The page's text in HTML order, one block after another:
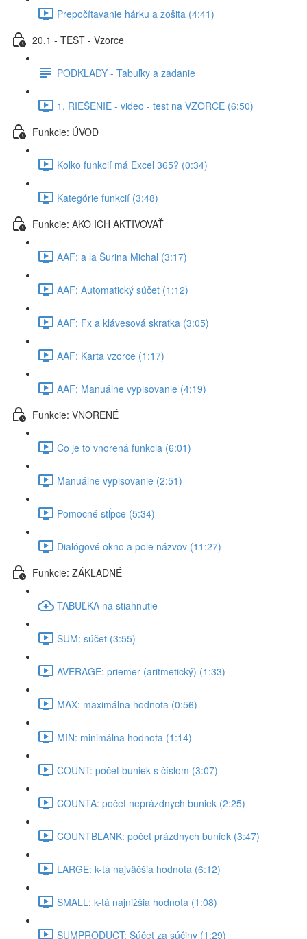
Prepočítavanie hárku a zošita (4:41)
20.1 - TEST - Vzorce
PODKLADY - Tabuľky a zadanie
1. RIEŠENIE - video - test na VZORCE (6:50)
Funkcie: ÚVOD
Koľko funkcií má Excel 365? (0:34)
Kategórie funkcií (3:48)
Funkcie: AKO ICH AKTIVOVAŤ
AAF: a la Šurina Michal (3:17)
AAF: Automatický súčet (1:12)
AAF: Fx a klávesová skratka (3:05)
AAF: Karta vzorce (1:17)
AAF: Manuálne vypisovanie (4:19)
Funkcie: VNORENÉ
Čo je to vnorená funkcia (6:01)
Manuálne vypisovanie (2:51)
Pomocné stĺpce (5:34)
Dialógové okno a pole názvov (11:27)
Funkcie: ZÁKLADNÉ
TABUĽKA na stiahnutie
SUM: súčet (3:55)
AVERAGE: priemer (aritmetický) (1:33)
MAX: maximálna hodnota (0:56)
MIN: minimálna hodnota (1:14)
COUNT: počet buniek s číslom (3:07)
COUNTA: počet neprázdnych buniek (2:25)
COUNTBLANK: počet prázdnych buniek (3:47)
LARGE: k-tá najväčšia hodnota (6:12)
SMALL: k-tá najnižšia hodnota (1:08)
SUMPRODUCT: Súčet za súčiny (1:29)